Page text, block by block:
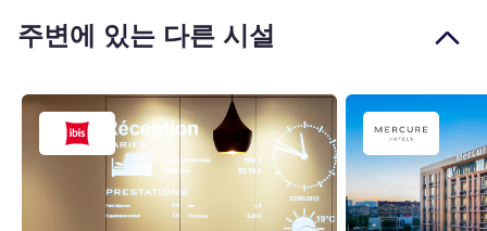
주변에 있는 다른 시설